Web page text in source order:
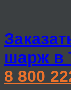
шарж в
8 800